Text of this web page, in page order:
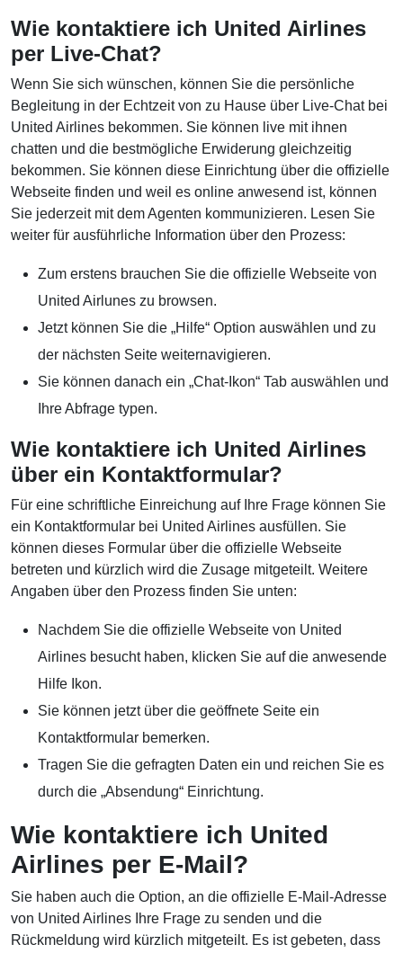
Wie kontaktiere ich United Airlines
per Live-Chat?
Wenn Sie sich wünschen, können Sie die persönliche
Begleitung in der Echtzeit von zu Hause über Live-Chat bei
United Airlines bekommen. Sie können live mit ihnen
chatten und die bestmögliche Erwiderung gleichzeitig
bekommen. Sie können diese Einrichtung über die offizielle
Webseite finden und weil es online anwesend ist, können
Sie jederzeit mit dem Agenten kommunizieren. Lesen Sie
weiter für ausführliche Information über den Prozess:
Zum erstens brauchen Sie die offizielle Webseite von
United Airlunes zu browsen.
Jetzt können Sie die „Hilfe“ Option auswählen und zu
der nächsten Seite weiternavigieren.
Sie können danach ein „Chat-Ikon“ Tab auswählen und
Ihre Abfrage typen.
Wie kontaktiere ich United Airlines
über ein Kontaktformular?
Für eine schriftliche Einreichung auf Ihre Frage können Sie
ein Kontaktformular bei United Airlines ausfüllen. Sie
können dieses Formular über die offizielle Webseite
betreten und kürzlich wird die Zusage mitgeteilt. Weitere
Angaben über den Prozess finden Sie unten:
Nachdem Sie die offizielle Webseite von United
Airlines besucht haben, klicken Sie auf die anwesende
Hilfe Ikon.
Sie können jetzt über die geöffnete Seite ein
Kontaktformular bemerken.
Tragen Sie die gefragten Daten ein und reichen Sie es
durch die „Absendung“ Einrichtung.
Wie kontaktiere ich United
Airlines per E-Mail?
Sie haben auch die Option, an die offizielle E-Mail-Adresse
von United Airlines Ihre Frage zu senden und die
Rückmeldung wird kürzlich mitgeteilt. Es ist gebeten, dass